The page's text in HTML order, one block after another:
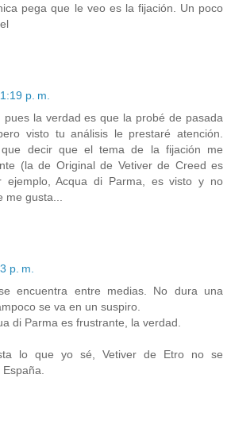
pega que le veo es la fijación. Un poco
p. m.
pues la verdad es que la probé de pasada
visto tu análisis le prestaré atención.
que decir que el tema de la fijación me
(la de Original de Vetiver de Creed es
ejemplo, Acqua di Parma, es visto y no
gusta...
p. m.
encuentra entre medias. No dura una
se va en un suspiro.
di Parma es frustrante, la verdad.
lo que yo sé, Vetiver de Etro no se